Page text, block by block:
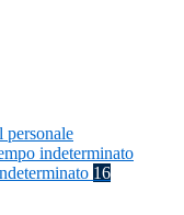
personale
indeterminato
16